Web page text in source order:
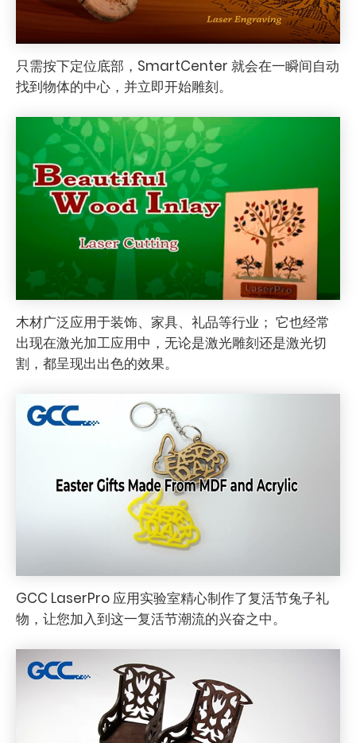
只需按下定位底部，SmartCenter 就会在一瞬间自动
找到物体的中心，并立即开始雕刻。
木材广泛应用于装饰、家具、礼品等行业； 它也经常
出现在激光加工应用中，无论是激光雕刻还是激光切
割，都呈现出出色的效果。
GCC LaserPro 应用实验室精心制作了复活节兔子礼
物，让您加入到这一复活节潮流的兴奋之中。